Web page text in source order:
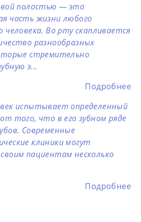
полостью — это
часть жизни любого
человека. Во рту скапливается
разнообразных
стремительно
э...
Подробнее
испытывает определенный
того, что в его зубном ряде
Современные
клиники могут
пациентам несколько
Подробнее